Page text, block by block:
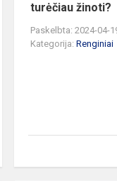
turėčiau žinoti?
Paskelbta: 2024-04-
Kategorija:Renginiai